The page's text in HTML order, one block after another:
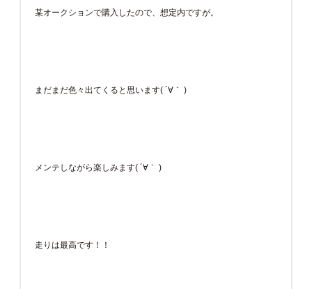
某オークションで購入したので、想定内ですが。
まだまだ色々出てくると思います( ´∀｀ )
メンテしながら楽しみます( ´∀｀ )
走りは最高です！！